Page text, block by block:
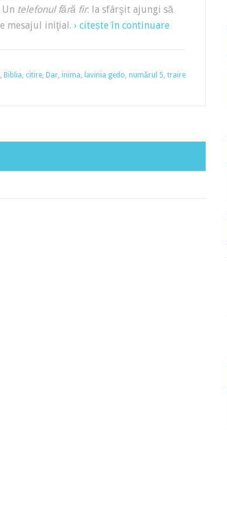
telefonul fără fir: la sfârşit ajungi să
mesajul iniţial. › citește în continuare
, Biblia, citire, Dar, inima, lavinia gedo, numărul 5, traire